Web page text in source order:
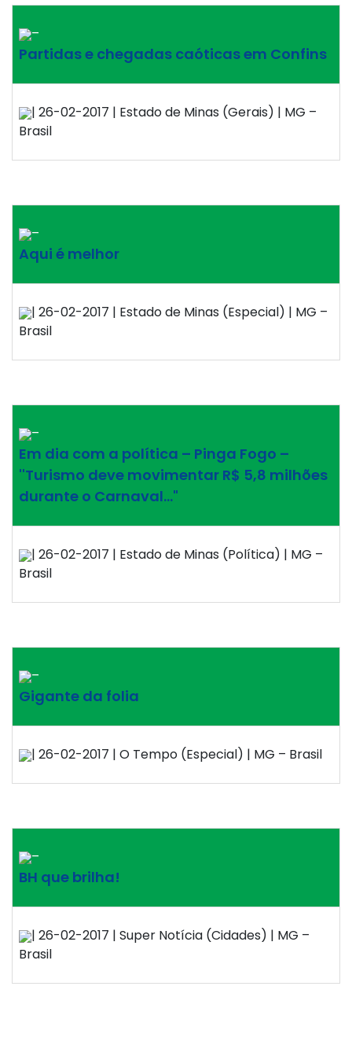
–
Partidas e chegadas caóticas em Confins
| 26-02-2017 | Estado de Minas (Gerais) | MG –
Brasil
–
Aqui é melhor
| 26-02-2017 | Estado de Minas (Especial) | MG –
Brasil
–
Em dia com a política – Pinga Fogo –
''Turismo deve movimentar R$ 5,8 milhões
durante o Carnaval…"
| 26-02-2017 | Estado de Minas (Política) | MG –
Brasil
–
Gigante da folia
| 26-02-2017 | O Tempo (Especial) | MG – Brasil
–
BH que brilha!
| 26-02-2017 | Super Notícia (Cidades) | MG –
Brasil